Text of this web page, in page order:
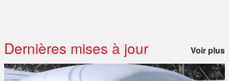
Dernières mises à jour Voir plus